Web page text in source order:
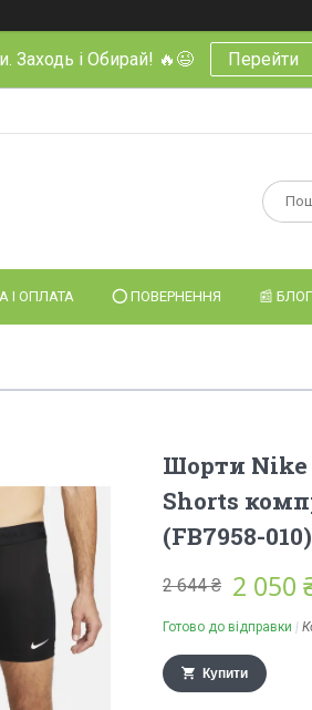
Заходь і Обирай! 🔥😉 Перейти
І ОПЛАТА ⭕️ ПОВЕРНЕННЯ 📰 БЛОГ
Шорти Nike
Shorts
(FB7958-010)
2 644 ₴ 2 050
Готово до відправки
Купити